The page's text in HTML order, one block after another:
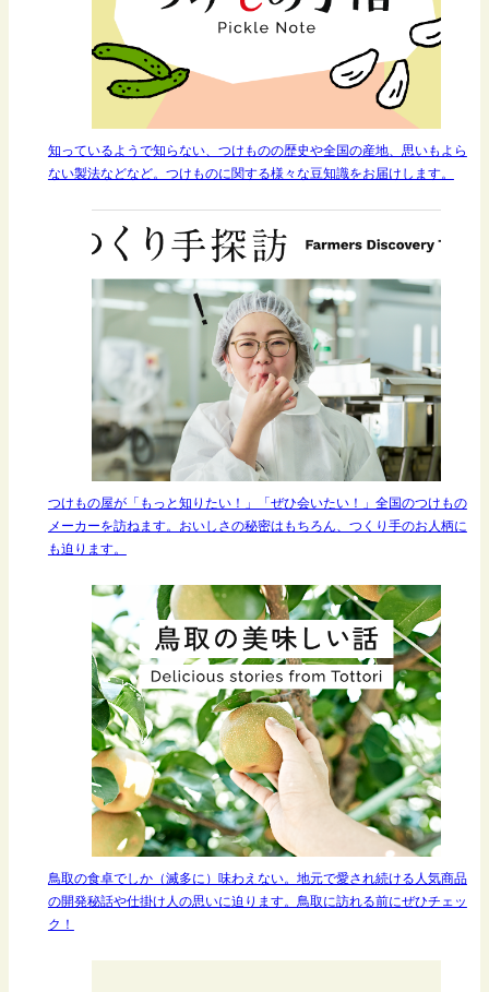
知っているようで知らない、つけものの歴史や全国の産地、思いもよら
ない製法などなど。つけものに関する様々な豆知識をお届けします。
つけもの屋が「もっと知りたい！」「ぜひ会いたい！」全国のつけもの
メーカーを訪ねます。おいしさの秘密はもちろん、つくり手のお人柄に
も迫ります。
鳥取の食卓でしか（滅多に）味わえない。地元で愛され続ける人気商品
の開発秘話や仕掛け人の思いに迫ります。鳥取に訪れる前にぜひチェッ
ク！